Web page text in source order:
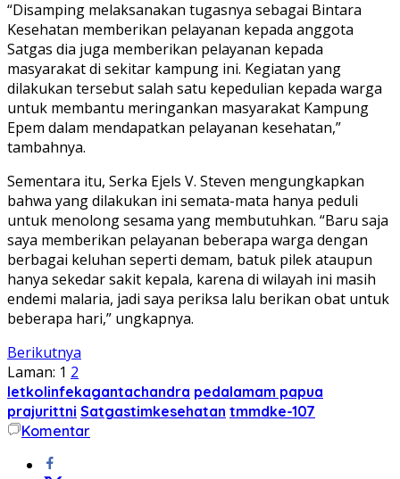
“Disamping melaksanakan tugasnya sebagai Bintara
Kesehatan memberikan pelayanan kepada anggota
Satgas dia juga memberikan pelayanan kepada
masyarakat di sekitar kampung ini. Kegiatan yang
dilakukan tersebut salah satu kepedulian kepada warga
untuk membantu meringankan masyarakat Kampung
Epem dalam mendapatkan pelayanan kesehatan,”
tambahnya.
Sementara itu, Serka Ejels V. Steven mengungkapkan
bahwa yang dilakukan ini semata-mata hanya peduli
untuk menolong sesama yang membutuhkan. “Baru saja
saya memberikan pelayanan beberapa warga dengan
berbagai keluhan seperti demam, batuk pilek ataupun
hanya sekedar sakit kepala, karena di wilayah ini masih
endemi malaria, jadi saya periksa lalu berikan obat untuk
beberapa hari,” ungkapnya.
Berikutnya
Laman: 1 2
letkolinfekagantachandra pedalamam papua
prajurittni Satgastimkesehatan tmmdke-107
Komentar